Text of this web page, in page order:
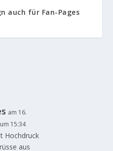
auch für Fan-Pages
am 16.
15:34
Hochdruck
aus